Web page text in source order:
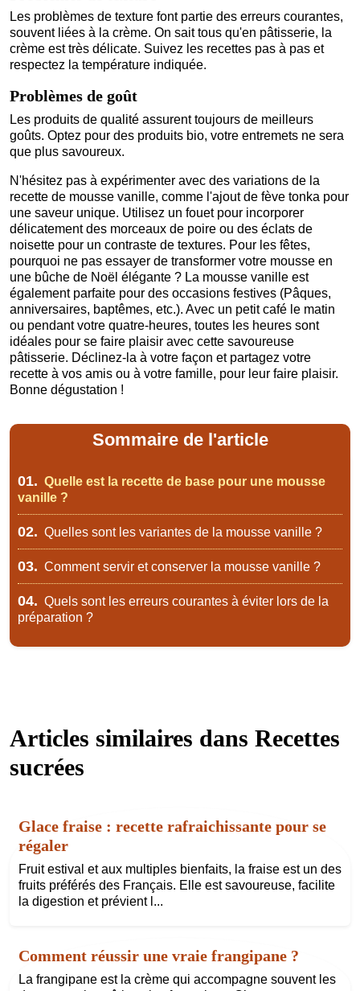
Les problèmes de texture font partie des erreurs courantes,
souvent liées à la crème. On sait tous qu'en pâtisserie, la
crème est très délicate. Suivez les recettes pas à pas et
respectez la température indiquée.
Problèmes de goût
Les produits de qualité assurent toujours de meilleurs
goûts. Optez pour des produits bio, votre entremets ne sera
que plus savoureux.
N'hésitez pas à expérimenter avec des variations de la
recette de mousse vanille, comme l'ajout de fève tonka pour
une saveur unique. Utilisez un fouet pour incorporer
délicatement des morceaux de poire ou des éclats de
noisette pour un contraste de textures. Pour les fêtes,
pourquoi ne pas essayer de transformer votre mousse en
une bûche de Noël élégante ? La mousse vanille est
également parfaite pour des occasions festives (Pâques,
anniversaires, baptêmes, etc.). Avec un petit café le matin
ou pendant votre quatre-heures, toutes les heures sont
idéales pour se faire plaisir avec cette savoureuse
pâtisserie. Déclinez-la à votre façon et partagez votre
recette à vos amis ou à votre famille, pour leur faire plaisir.
Bonne dégustation !
Sommaire de l'article
01. Quelle est la recette de base pour une mousse
vanille ?
02. Quelles sont les variantes de la mousse vanille ?
03. Comment servir et conserver la mousse vanille ?
04. Quels sont les erreurs courantes à éviter lors de la
préparation ?
Articles similaires dans Recettes
sucrées
Glace fraise : recette rafraichissante pour se
régaler
Fruit estival et aux multiples bienfaits, la fraise est un des
fruits préférés des Français. Elle est savoureuse, facilite
la digestion et prévient l...
Comment réussir une vraie frangipane ?
La frangipane est la crème qui accompagne souvent les